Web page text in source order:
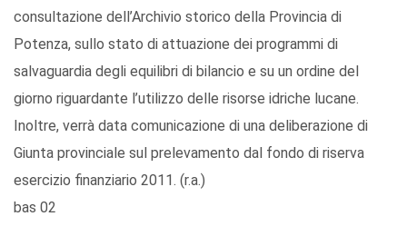
consultazione dell’Archivio storico della Provincia di
Potenza, sullo stato di attuazione dei programmi di
salvaguardia degli equilibri di bilancio e su un ordine del
giorno riguardante l’utilizzo delle risorse idriche lucane.
Inoltre, verrà data comunicazione di una deliberazione di
Giunta provinciale sul prelevamento dal fondo di riserva
esercizio finanziario 2011. (r.a.)
bas 02